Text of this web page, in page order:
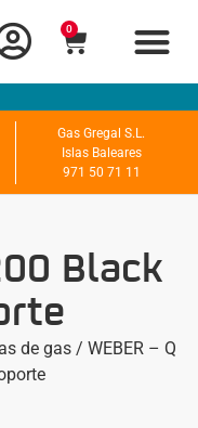
0
Gas Gregal S.L.
Islas Baleares
971 50 71 11
Black
de gas/ WEBER – Q